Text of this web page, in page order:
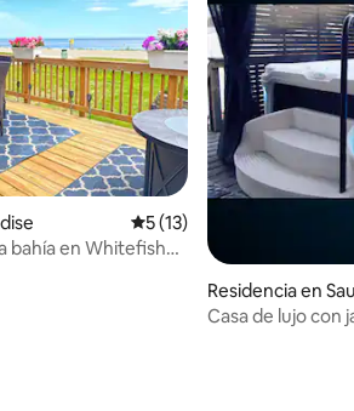
evaluacionesCalificación promedio: 5 de
5 (13)
bahía en Whitefish
Residencia en
e
Casa de lujo con